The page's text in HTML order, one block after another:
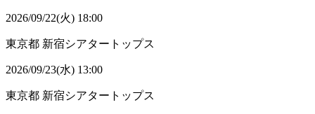
2026/09/22(火) 18:00
東京都 新宿シアタートップス
2026/09/23(水) 13:00
東京都 新宿シアタートップス